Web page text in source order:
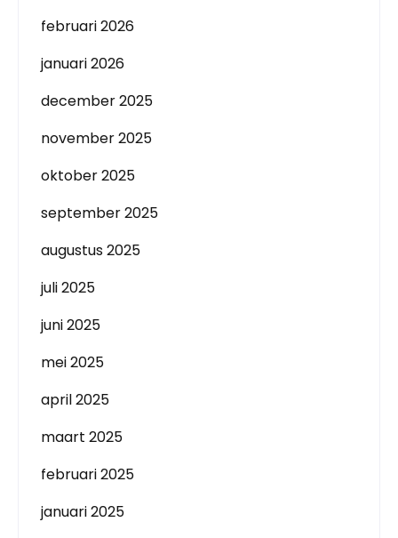
februari 2026
januari 2026
december 2025
november 2025
oktober 2025
september 2025
augustus 2025
juli 2025
juni 2025
mei 2025
april 2025
maart 2025
februari 2025
januari 2025